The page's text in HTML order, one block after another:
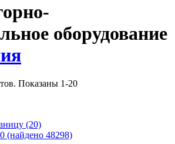
оборудование
Показаны 1-20
(20)
(найдено 48298)